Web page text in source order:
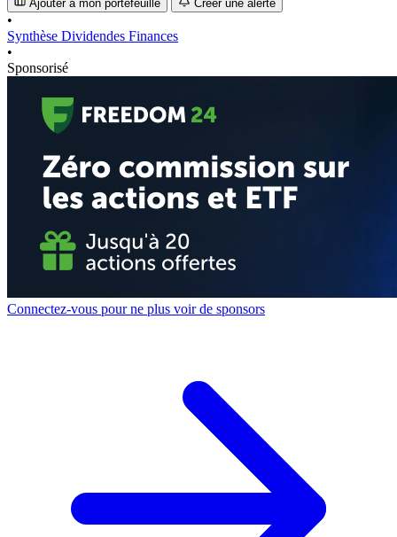
Ajouter à mon portefeuille Créer une alerte
•
Synthèse Dividendes Finances
•
Sponsorisé
Connectez-vous pour ne plus voir de sponsors